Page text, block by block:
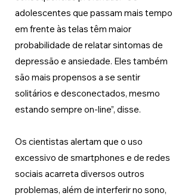
adolescentes que passam mais tempo
em frente às telas têm maior
probabilidade de relatar sintomas de
depressão e ansiedade. Eles também
são mais propensos a se sentir
solitários e desconectados, mesmo
estando sempre on-line”, disse.
Os cientistas alertam que o uso
excessivo de smartphones e de redes
sociais acarreta diversos outros
problemas, além de interferir no sono,